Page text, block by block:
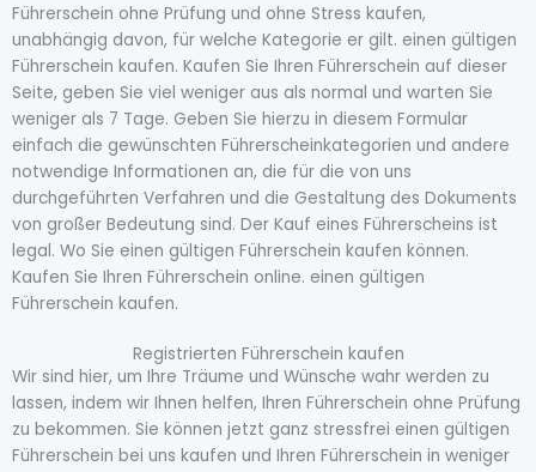
Führerschein ohne Prüfung und ohne Stress kaufen,
unabhängig davon, für welche Kategorie er gilt. einen gültigen
Führerschein kaufen. Kaufen Sie Ihren Führerschein auf dieser
Seite, geben Sie viel weniger aus als normal und warten Sie
weniger als 7 Tage. Geben Sie hierzu in diesem Formular
einfach die gewünschten Führerscheinkategorien und andere
notwendige Informationen an, die für die von uns
durchgeführten Verfahren und die Gestaltung des Dokuments
von großer Bedeutung sind. Der Kauf eines Führerscheins ist
legal. Wo Sie einen gültigen Führerschein kaufen können.
Kaufen Sie Ihren Führerschein online. einen gültigen
Führerschein kaufen.
Registrierten Führerschein kaufen
Wir sind hier, um Ihre Träume und Wünsche wahr werden zu
lassen, indem wir Ihnen helfen, Ihren Führerschein ohne Prüfung
zu bekommen. Sie können jetzt ganz stressfrei einen gültigen
Führerschein bei uns kaufen und Ihren Führerschein in weniger